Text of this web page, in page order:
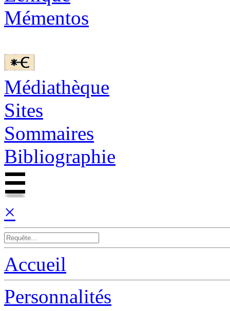
Mémentos
Médiathèque
Sites
Sommaires
Bibliographie
×
Accueil
Personnalités